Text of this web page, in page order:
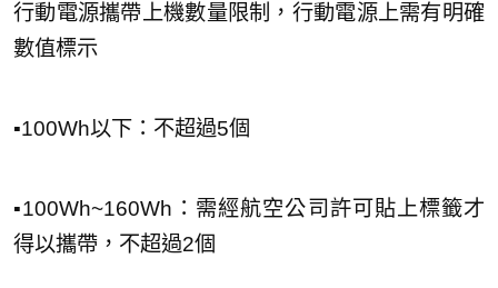
行動電源攜帶上機數量限制，行動電源上需有明確
數值標示
▪︎100Wh以下：不超過5個
▪︎100Wh~160Wh：需經航空公司許可貼上標籤才
得以攜帶，不超過2個